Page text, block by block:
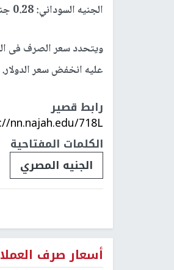
الجنيه السوداني: 0.28 جنيه
ويتحدد سعر الصرف فى
عليه انخفض سعر الدولار.
رابط قصير
nn.najah.edu/718L/
الكلمات المفتاحية
الجنيه المصري
أسعار صرف